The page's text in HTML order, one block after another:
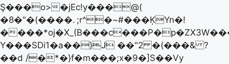
Ş���o>�jEc!y���@(
�8�"�(����. ;r^�~#���ĶYn�!
�
Y���SDi1�a��}J ��"2 �(���& ?
��d /�*�}f�m���;x�9�]S��Vy